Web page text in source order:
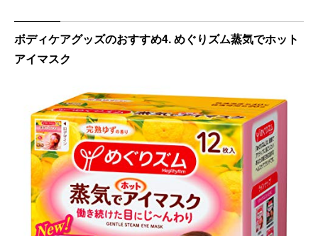
ボディケアグッズのおすすめ4. めぐりズム蒸気でホット
アイマスク